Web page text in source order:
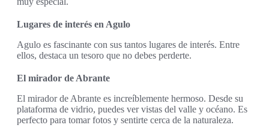
Lugares de interés en Agulo
Agulo es fascinante con sus tantos lugares de interés. Entre
ellos, destaca un tesoro que no debes perderte.
El mirador de Abrante
El mirador de Abrante es increíblemente hermoso. Desde su
plataforma de vidrio, puedes ver vistas del valle y océano. Es
perfecto para tomar fotos y sentirte cerca de la naturaleza.